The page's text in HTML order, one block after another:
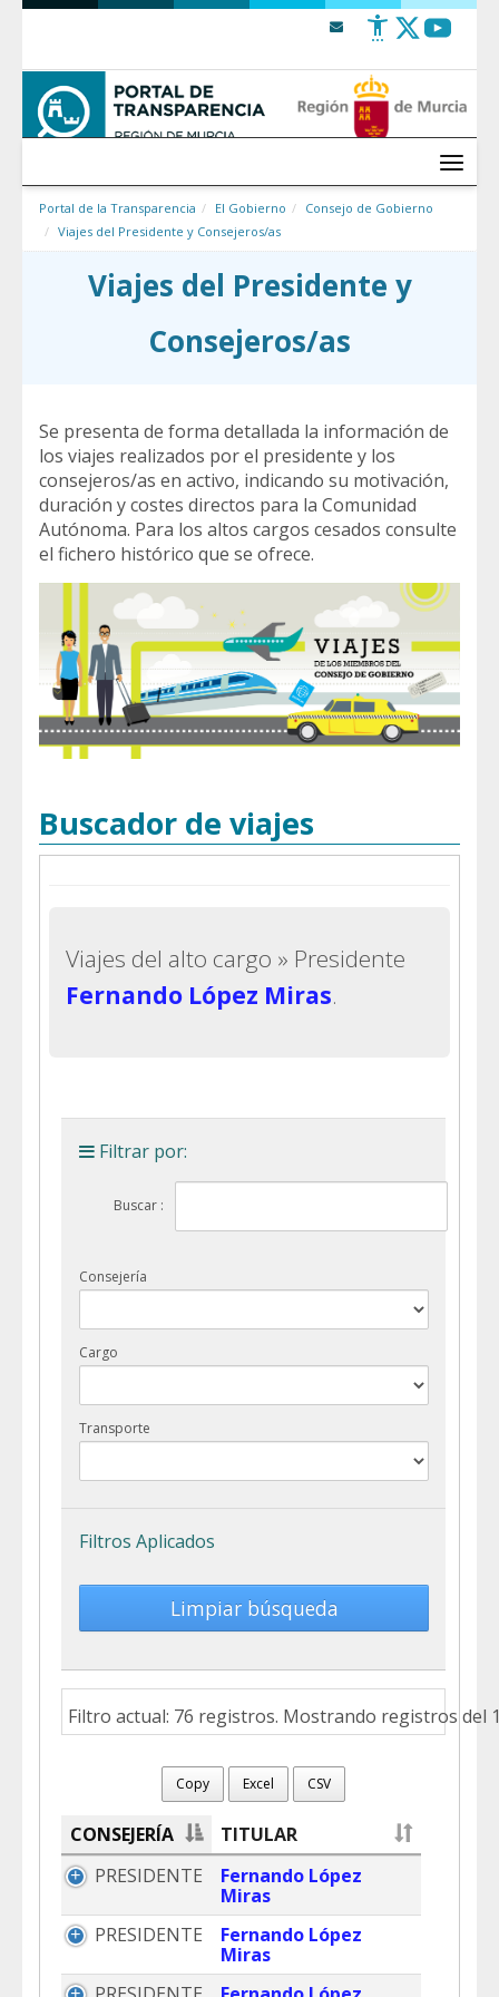
Saltar al contenido
Menú
Portal de la Transparencia El Gobierno
Consejo de Gobierno
Viajes del Presidente y Consejeros/as
Viajes del Presidente y
Consejeros/as
Se presenta de forma detallada la información de
los viajes realizados por el presidente y los
consejeros/as en activo, indicando su motivación,
duración y costes directos para la Comunidad
Autónoma. Para los altos cargos cesados consulte
el fichero histórico que se ofrece.
Buscador de viajes
Viajes del alto cargo » Presidente
Fernando López Miras.
Filtrar por:
Buscar :
Consejería
Cargo
Transporte
Filtros Aplicados
Limpiar búsqueda
Filtro actual: 76 registros. Mostrando registros del
Copy Excel CSV
CONSEJERÍA
TITULAR
PRESIDENTE
Fernando López
Miras
PRESIDENTE
Fernando López
Miras